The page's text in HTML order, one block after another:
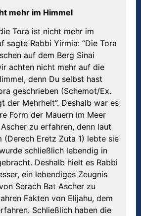
mehr im Himmel
Tora ist nicht mehr im
sagte Rabbi Yirmia: “Die Tora
auf dem Berg Sinai
achten nicht mehr auf die
denn Du selbst hast
geschrieben (Schemot/Ex.
der Mehrheit”. Deshalb war es
Form der Mauern im Meer
zu erfahren, denn laut
(Derech Eretz Zuta 1) lebte sie
schließlich lebendig in
Deshalb hielt es Rabbi
ein lebendiges Zeugnis
Serach Bat Ascher zu
Fakten von Elijahu, dem
Schließlich haben die